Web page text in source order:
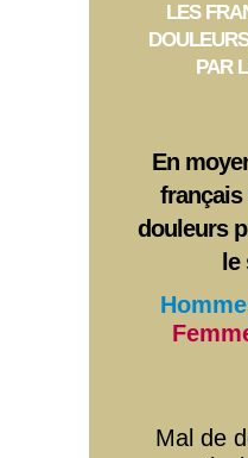
LES
PAR
En
français
douleurs
Mal de